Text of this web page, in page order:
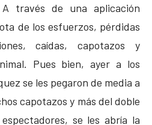
través de una aplicación
de los esfuerzos, pérdidas
caídas, capotazos y
Pues bien, ayer a los
se les pegaron de media a
capotazos y más del doble
se les abría la